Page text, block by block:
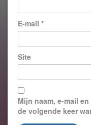
E-mail *
Site
Mijn naam, e-mail
de volgende keer